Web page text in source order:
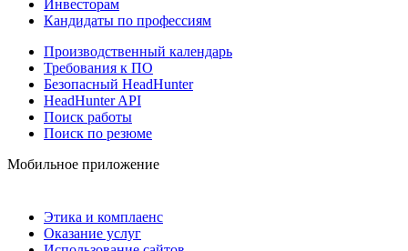
Инвесторам
Кандидаты по профессиям
Производственный календарь
Требования к ПО
Безопасный HeadHunter
HeadHunter API
Поиск работы
Поиск по резюме
Мобильное приложение
Этика и комплаенс
Оказание услуг